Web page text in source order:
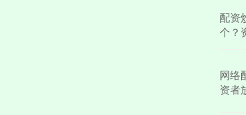
配资
个？
网络
资者